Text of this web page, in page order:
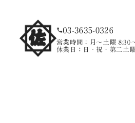
03-3635-0326
営業時間：月〜土曜 8:30
休業日：日・祝・第二土